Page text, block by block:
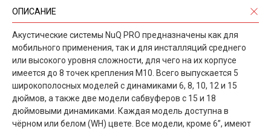
ОПИСАНИЕ
Акустические системы NuQ PRO предназначены как для
мобильного применения, так и для инсталляций среднего
или высокого уровня сложности, для чего на их корпусе
имеется до 8 точек крепления М10. Всего выпускается 5
широкополосных моделей с динамиками 6, 8, 10, 12 и 15
дюймов, а также две модели сабвуферов с 15 и 18
дюймовыми динамиками. Каждая модель доступна в
чёрном или белом (WH) цвете. Все модели, кроме 6”, имеют